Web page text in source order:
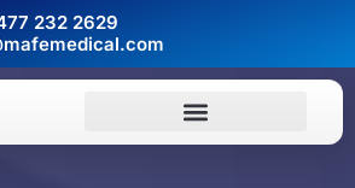
232 2629